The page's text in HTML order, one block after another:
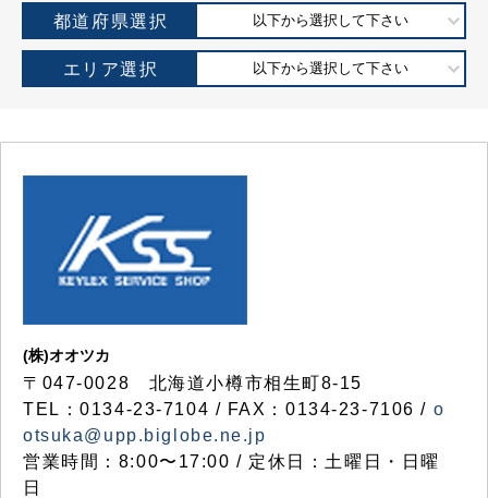
都道府県選択 以下から選択して下さい
エリア選択 以下から選択して下さい
(株)オオツカ
〒047-0028 北海道小樽市相生町8-15
TEL：0134-23-7104 / FAX：0134-23-7106 / o
otsuka@upp.biglobe.ne.jp
営業時間：8:00〜17:00 / 定休日：土曜日・日曜
日